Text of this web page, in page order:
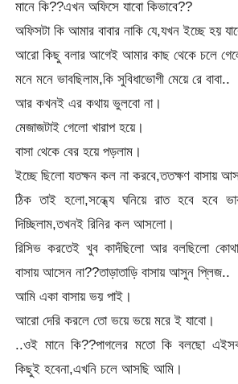
মানে কি??এখন অফিসে যাবো কিভাবে??
অফিসটা কি আমার বাবার নাকি যে,যখন ইচ্ছে হয়
আরো কিছু বলার আগেই আমার কাছ থেকে চলে
মনে মনে ভাবছিলাম,কি সুবিধাভোগী মেয়ে রে বাবা..
আর কখনই এর কথায় ভুলবো না।
মেজাজটাই গেলো খারাপ হয়ে।
বাসা থেকে বের হয়ে পড়লাম।
ইচ্ছে ছিলো যতক্ষন কল না করবে,ততক্ষণ বাসায়
ঠিক তাই হলো,সন্ধ্যে ঘনিয়ে রাত হবে হবে
দিচ্ছিলাম,তখনই রিনির কল আসলো।
রিসিভ করতেই খুব কাদঁছিলো আর বলছিলো
বাসায় আসেন না??তাড়াতাড়ি বাসায় আসুন প্লিজ..
আমি একা বাসায় ভয় পাই।
আরো দেরি করলে তো ভয়ে ভয়ে মরে ই যাবো।
..ওই মানে কি??পাগলের মতো কি বলছো
কিছুই হবেনা,এখনি চলে আসছি আমি।